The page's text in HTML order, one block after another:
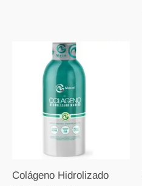
Colágeno Hidrolizado